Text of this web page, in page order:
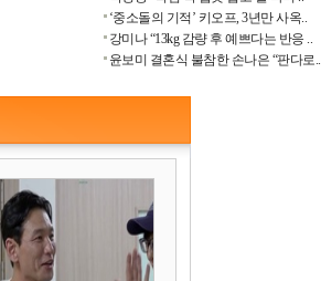
‘중소돌의 기적’ 키오프, 3년만 사옥..
강미나 “13kg 감량 후 예쁘다는 반응 ..
윤보미 결혼식 불참한 손나은 “판다로..